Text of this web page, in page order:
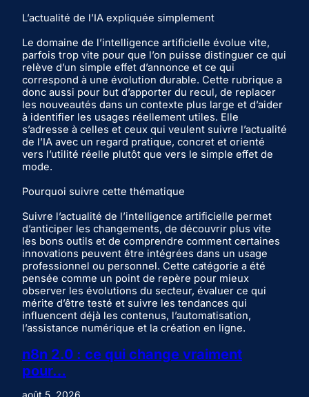
L’actualité de l’IA expliquée simplement
Le domaine de l’intelligence artificielle évolue vite,
parfois trop vite pour que l’on puisse distinguer ce qui
relève d’un simple effet d’annonce et ce qui
correspond à une évolution durable. Cette rubrique a
donc aussi pour but d’apporter du recul, de replacer
les nouveautés dans un contexte plus large et d’aider
à identifier les usages réellement utiles. Elle
s’adresse à celles et ceux qui veulent suivre l’actualité
de l’IA avec un regard pratique, concret et orienté
vers l’utilité réelle plutôt que vers le simple effet de
mode.
Pourquoi suivre cette thématique
Suivre l’actualité de l’intelligence artificielle permet
d’anticiper les changements, de découvrir plus vite
les bons outils et de comprendre comment certaines
innovations peuvent être intégrées dans un usage
professionnel ou personnel. Cette catégorie a été
pensée comme un point de repère pour mieux
observer les évolutions du secteur, évaluer ce qui
mérite d’être testé et suivre les tendances qui
influencent déjà les contenus, l’automatisation,
l’assistance numérique et la création en ligne.
n8n 2.0 : ce qui change vraiment
pour…
août 5, 2026